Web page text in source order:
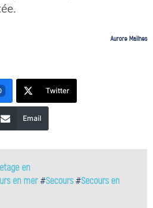
Aurore Mailhes
Twitter
Email
en
en mer#Secours#Secours en